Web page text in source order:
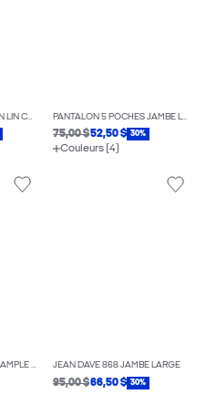
PANTALON MÉLANGE EN LIN COUPE AMPLE PANTALON 5 POCHES JAMBE LARGE
75,00 $52,50 $ 30%
Couleurs (4)
JEAN DAVE 869 COUPE AMPLE À TAILLE HAUTE JEAN DAVE 868 JAMBE LARGE
95,00 $66,50 $ 30%